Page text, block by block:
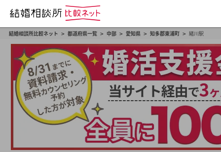
結婚相談所比較ネット > 都道府県一覧 > 中部 > 愛知県 > 知多郡東浦町 > 緒川駅